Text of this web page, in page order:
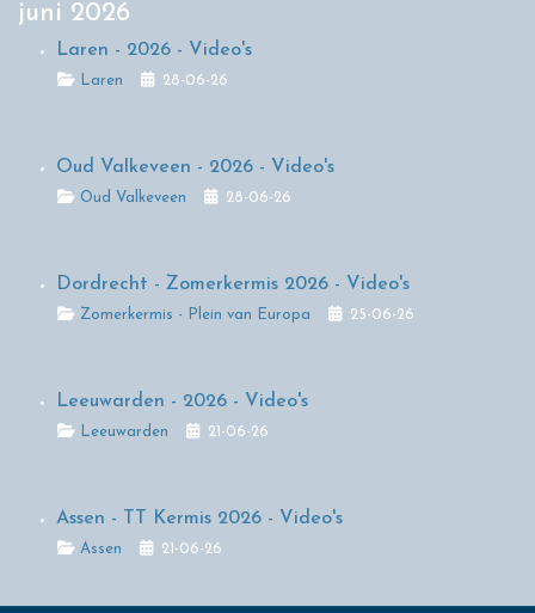
juni 2026
Laren - 2026 - Video's
Details
Laren 28-06-26
Oud Valkeveen - 2026 - Video's
DetailsOud Valkeveen 28-06-26
Dordrecht - Zomerkermis 2026 - Video's
Details
Zomerkermis - Plein van Europa 25-06-26
Leeuwarden - 2026 - Video's
DetailsLeeuwarden 21-06-26
Assen - TT Kermis 2026 - Video's
Details
Assen 21-06-26